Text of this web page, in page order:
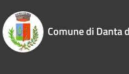
Comune di Danta